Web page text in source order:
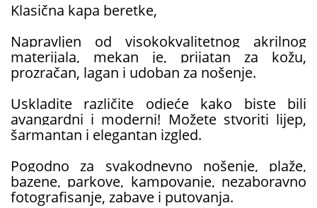
Klasična kapa beretke,
Napravljen od visokokvalitetnog akrilnog
materijala, mekan je, prijatan za kožu,
prozračan, lagan i udoban za nošenje.
Uskladite različite odjeće kako biste bili
avangardni i moderni! Možete stvoriti lijep,
šarmantan i elegantan izgled.
Pogodno za svakodnevno nošenje, plaže,
bazene, parkove, kampovanje, nezaboravno
fotografisanje, zabave i putovanja.